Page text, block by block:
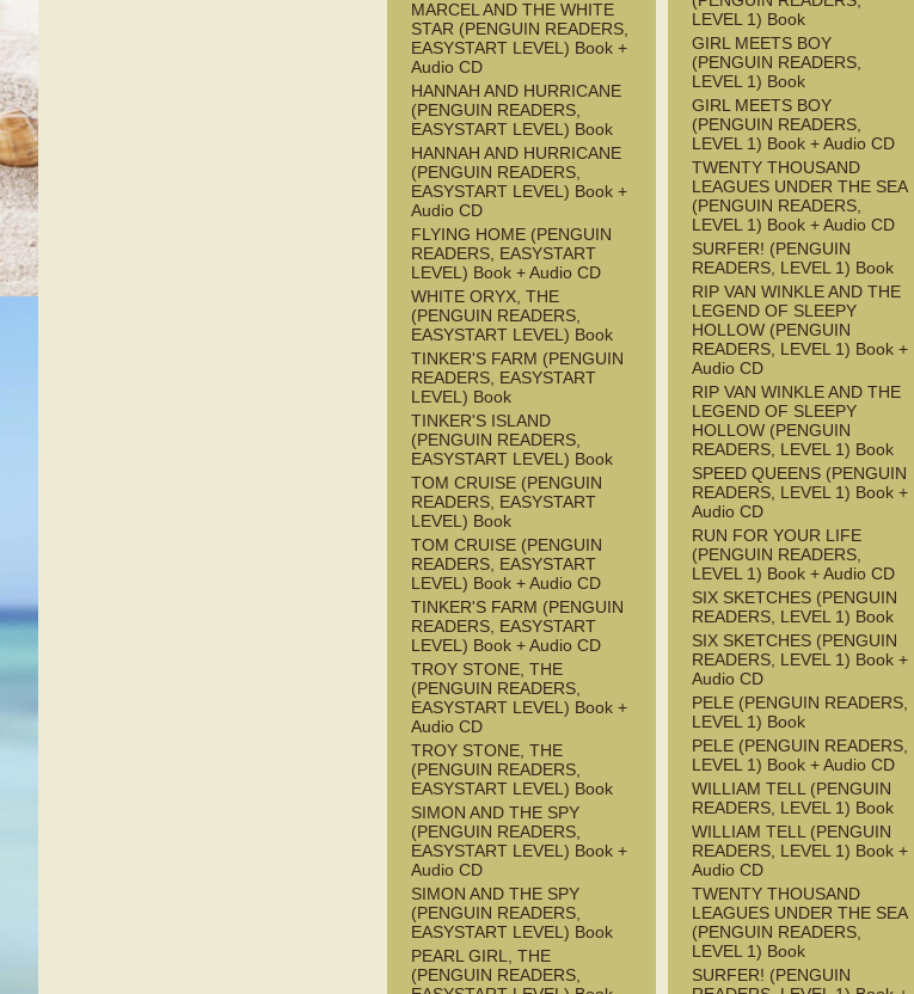
MARCEL AND THE WHITE
STAR (PENGUIN READERS,
EASYSTART LEVEL) Book +
Audio CD
HANNAH AND HURRICANE
(PENGUIN READERS,
EASYSTART LEVEL) Book
HANNAH AND HURRICANE
(PENGUIN READERS,
EASYSTART LEVEL) Book +
Audio CD
FLYING HOME (PENGUIN
READERS, EASYSTART
LEVEL) Book + Audio CD
WHITE ORYX, THE
(PENGUIN READERS,
EASYSTART LEVEL) Book
TINKER'S FARM (PENGUIN
READERS, EASYSTART
LEVEL) Book
TINKER'S ISLAND
(PENGUIN READERS,
EASYSTART LEVEL) Book
TOM CRUISE (PENGUIN
READERS, EASYSTART
LEVEL) Book
TOM CRUISE (PENGUIN
READERS, EASYSTART
LEVEL) Book + Audio CD
TINKER'S FARM (PENGUIN
READERS, EASYSTART
LEVEL) Book + Audio CD
TROY STONE, THE
(PENGUIN READERS,
EASYSTART LEVEL) Book +
Audio CD
TROY STONE, THE
(PENGUIN READERS,
EASYSTART LEVEL) Book
SIMON AND THE SPY
(PENGUIN READERS,
EASYSTART LEVEL) Book +
Audio CD
SIMON AND THE SPY
(PENGUIN READERS,
EASYSTART LEVEL) Book
PEARL GIRL, THE
(PENGUIN READERS,
LEVEL 1) Book
GIRL MEETS BOY
(PENGUIN READERS,
LEVEL 1) Book
GIRL MEETS BOY
(PENGUIN READERS,
LEVEL 1) Book + Audio CD
TWENTY THOUSAND
LEAGUES UNDER THE SEA
(PENGUIN READERS,
LEVEL 1) Book + Audio CD
SURFER! (PENGUIN
READERS, LEVEL 1) Book
RIP VAN WINKLE AND THE
LEGEND OF SLEEPY
HOLLOW (PENGUIN
READERS, LEVEL 1) Book +
Audio CD
RIP VAN WINKLE AND THE
LEGEND OF SLEEPY
HOLLOW (PENGUIN
READERS, LEVEL 1) Book
SPEED QUEENS (PENGUIN
READERS, LEVEL 1) Book +
Audio CD
RUN FOR YOUR LIFE
(PENGUIN READERS,
LEVEL 1) Book + Audio CD
SIX SKETCHES (PENGUIN
READERS, LEVEL 1) Book
SIX SKETCHES (PENGUIN
READERS, LEVEL 1) Book +
Audio CD
PELE (PENGUIN READERS,
LEVEL 1) Book
PELE (PENGUIN READERS,
LEVEL 1) Book + Audio CD
WILLIAM TELL (PENGUIN
READERS, LEVEL 1) Book
WILLIAM TELL (PENGUIN
READERS, LEVEL 1) Book +
Audio CD
TWENTY THOUSAND
LEAGUES UNDER THE SEA
(PENGUIN READERS,
LEVEL 1) Book
SURFER! (PENGUIN